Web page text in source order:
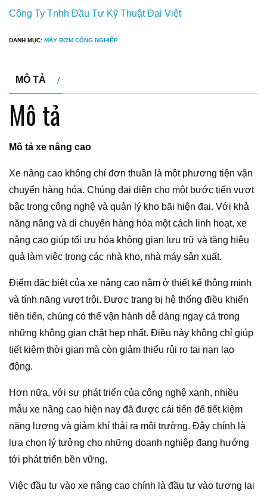
Công Ty Tnhh Đầu Tư Kỹ Thuật Đại Việt
DANH MỤC: MÁY BƠM CÔNG NGHIỆP
MÔ TẢ
Mô tả
Mô tả xe nâng cao
Xe nâng cao không chỉ đơn thuần là một phương tiện vận
chuyển hàng hóa. Chúng đại diện cho một bước tiến vượt
bậc trong công nghệ và quản lý kho bãi hiện đại. Với khả
năng nâng và di chuyển hàng hóa một cách linh hoạt, xe
nâng cao giúp tối ưu hóa không gian lưu trữ và tăng hiệu
quả làm việc trong các nhà kho, nhà máy sản xuất.
Điểm đặc biệt của xe nâng cao nằm ở thiết kế thông minh
và tính năng vượt trội. Được trang bị hệ thống điều khiển
tiên tiến, chúng có thể vận hành dễ dàng ngay cả trong
những không gian chật hẹp nhất. Điều này không chỉ giúp
tiết kiệm thời gian mà còn giảm thiểu rủi ro tai nạn lao
động.
Hơn nữa, với sự phát triển của công nghệ xanh, nhiều
mẫu xe nâng cao hiện nay đã được cải tiến để tiết kiệm
năng lượng và giảm khí thải ra môi trường. Đây chính là
lựa chọn lý tưởng cho những doanh nghiệp đang hướng
tới phát triển bền vững.
Việc đầu tư vào xe nâng cao chính là đầu tư vào tương lai